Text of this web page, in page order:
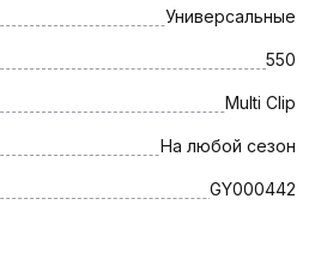
Универсальные
550
Multi Clip
На любой сезон
GY000442